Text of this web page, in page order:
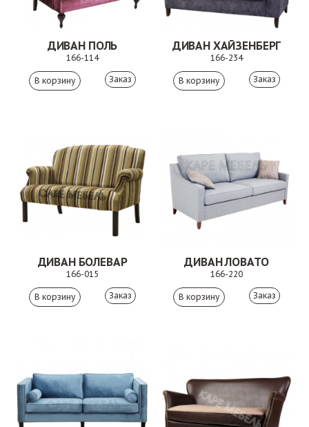
ДИВАН ПОЛЬ
166-114
Заказ
ДИВАН ХАЙЗЕНБЕРГ
166-234
Заказ
ДИВАН БОЛЕВАР
166-015
Заказ
ДИВАН ЛОВАТО
166-220
Заказ